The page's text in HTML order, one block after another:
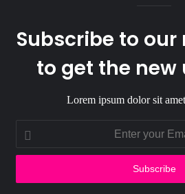
Subscribe to
to get the new
Lorem ipsum dolor sit
your